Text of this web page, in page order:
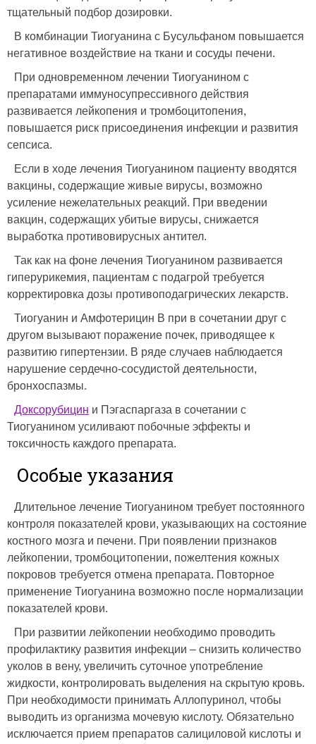
тщательный подбор дозировки.
В комбинации Тиогуанина с Бусульфаном повышается
негативное воздействие на ткани и сосуды печени.
При одновременном лечении Тиогуанином с
препаратами иммуносупрессивного действия
развивается лейкопения и тромбоцитопения,
повышается риск присоединения инфекции и развития
сепсиса.
Если в ходе лечения Тиогуанином пациенту вводятся
вакцины, содержащие живые вирусы, возможно
усиление нежелательных реакций. При введении
вакцин, содержащих убитые вирусы, снижается
выработка противовирусных антител.
Так как на фоне лечения Тиогуанином развивается
гиперурикемия, пациентам с подагрой требуется
корректировка дозы противоподагрических лекарств.
Тиогуанин и Амфотерицин В при в сочетании друг с
другом вызывают поражение почек, приводящее к
развитию гипертензии. В ряде случаев наблюдается
нарушение сердечно-сосудистой деятельности,
бронхоспазмы.
Доксорубицин и Пэгаспаргаза в сочетании с
Тиогуанином усиливают побочные эффекты и
токсичность каждого препарата.
Особые указания
Длительное лечение Тиогуанином требует постоянного
контроля показателей крови, указывающих на состояние
костного мозга и печени. При появлении признаков
лейкопении, тромбоцитопении, пожелтения кожных
покровов требуется отмена препарата. Повторное
применение Тиогуанина возможно после нормализации
показателей крови.
При развитии лейкопении необходимо проводить
профилактику развития инфекции – снизить количество
уколов в вену, увеличить суточное употребление
жидкости, контролировать выделения на скрытую кровь.
При необходимости принимать Аллопуринол, чтобы
выводить из организма мочевую кислоту. Обязательно
исключается прием препаратов салициловой кислоты и